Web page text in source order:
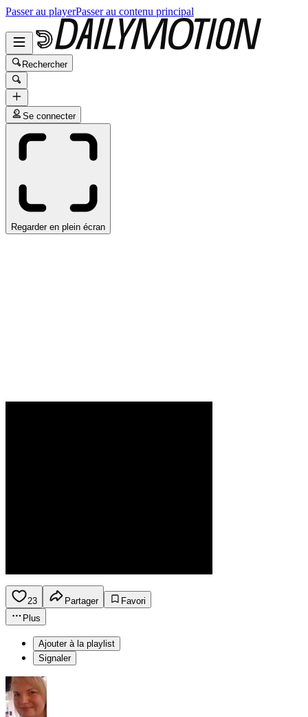
Passer au playerPasser au contenu principal
Rechercher
Se connecter
Regarder en plein écran
23 Partager
Favori
Plus
Ajouter à la playlist
Signaler